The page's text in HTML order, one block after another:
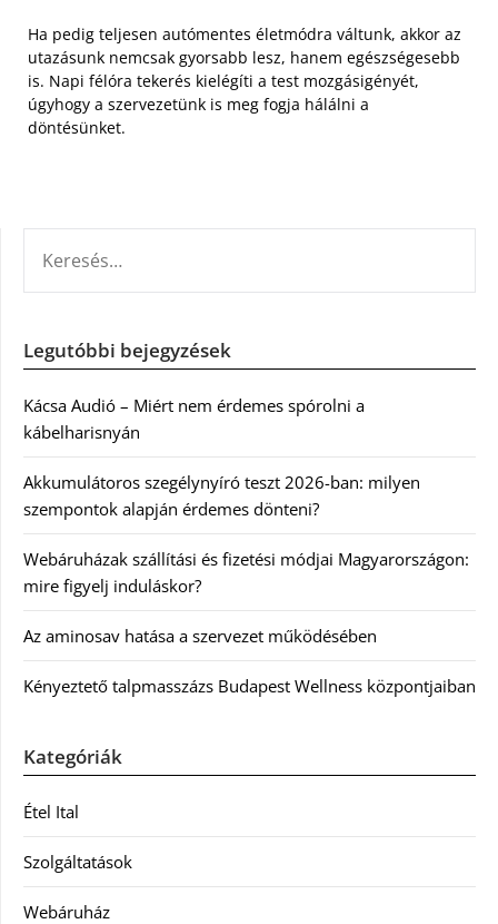
Ha pedig teljesen autómentes életmódra váltunk, akkor az
utazásunk nemcsak gyorsabb lesz, hanem egészségesebb
is. Napi félóra tekerés kielégíti a test mozgásigényét,
úgyhogy a szervezetünk is meg fogja hálálni a
döntésünket.
Legutóbbi bejegyzések
Kácsa Audió – Miért nem érdemes spórolni a
kábelharisnyán
Akkumulátoros szegélynyíró teszt 2026-ban: milyen
szempontok alapján érdemes dönteni?
Webáruházak szállítási és fizetési módjai Magyarországon:
mire figyelj induláskor?
Az aminosav hatása a szervezet működésében
Kényeztető talpmasszázs Budapest Wellness központjaiban
Kategóriák
Étel Ital
Szolgáltatások
Webáruház